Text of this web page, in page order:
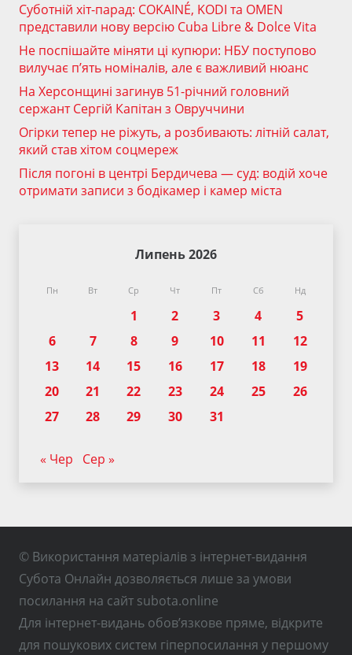
Суботній хіт-парад: COKAINÉ, KODI та OMEN
представили нову версію Cuba Libre & Dolce Vita
Не поспішайте міняти ці купюри: НБУ поступово
вилучає п’ять номіналів, але є важливий нюанс
На Херсонщині загинув 51-річний головний
сержант Сергій Капітан з Овруччини
Огірки тепер не ріжуть, а розбивають: літній салат,
який став хітом соцмереж
Після погоні в центрі Бердичева — суд: водій хоче
отримати записи з бодікамер і камер міста
Липень 2026
Пн Вт Ср Чт Пт Сб Нд
1 2 3 4
5
6
7 8 9 10 11
12
13
14 15 16 17 18
19
20
21 22 23 24 25
26
27
28 29 30 31
« Чер Сер »
© Використання матеріалів з інтернет-видання
Субота Онлайн дозволяється лише за умови
посилання на сайт subota.online
Для інтернет-видань обов’язкове пряме, відкрите
для пошукових систем гіперпосилання у першому